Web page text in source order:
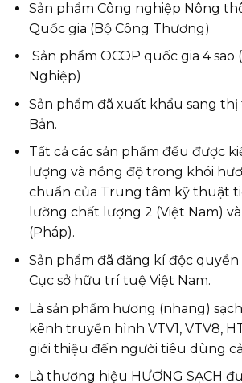
Sản phẩm Công nghiệp Nông
Quốc gia (Bộ Công Thương)
Sản phẩm OCOP quốc gia 4 sao
Nghiệp)
Sản phẩm đã xuất khẩu sang
Bản.
Tất cả các sản phẩm đều được
lượng và nồng độ trong khói
chuẩn của Trung tâm kỹ thuật
lường chất lượng 2 (Việt Nam)
(Pháp).
Sản phẩm đã đăng kí độc
Cục sở hữu trí tuệ Việt Nam.
Là sản phẩm hương (nhang)
kênh truyền hình VTV1, VTV8,
giới thiệu đến người tiêu dùng
Là thương hiệu HƯƠNG SẠCH